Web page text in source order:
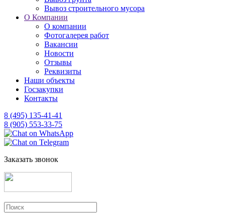
Вывоз строительного мусора
О Компании
О компании
Фотогалерея работ
Вакансии
Новости
Отзывы
Реквизиты
Наши объекты
Госзакупки
Контакты
8 (495) 135-41-41
8 (905) 553-33-75
Заказать звонок